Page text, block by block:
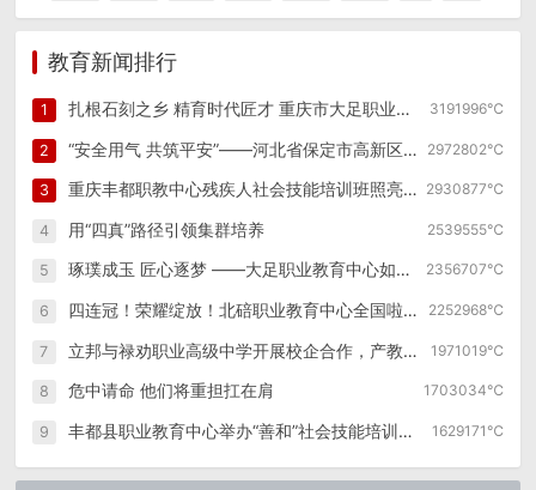
教育新闻排行
3191996℃
1 扎根石刻之乡 精育时代匠才 重庆市大足职业教育中心创新发展纪实
2972802℃
2 “安全用气 共筑平安”——河北省保定市高新区幼儿园燃气泄漏逃生演练
2930877℃
3 重庆丰都职教中心残疾人社会技能培训班照亮特殊群体职业之路
2539555℃
4 用“四真”路径引领集群培养
2356707℃
5 琢璞成玉 匠心逐梦 ——大足职业教育中心如何走好职教改革发展之路
2252968℃
6 四连冠！荣耀绽放！北碚职业教育中心全国啦啦操锦标赛再创辉煌！
1971019℃
7 立邦与禄劝职业高级中学开展校企合作，产教融合赋能涂装行业技能人才孵化
1703034℃
8 危中请命 他们将重担扛在肩
1629171℃
9 丰都县职业教育中心举办“善和”社会技能培训第四期学员开班仪式